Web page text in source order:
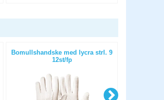
Bomullshandske med lycra strl. 9
12st/fp